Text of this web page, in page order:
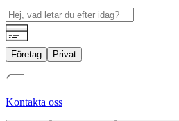
Företag Privat
Kontakta oss